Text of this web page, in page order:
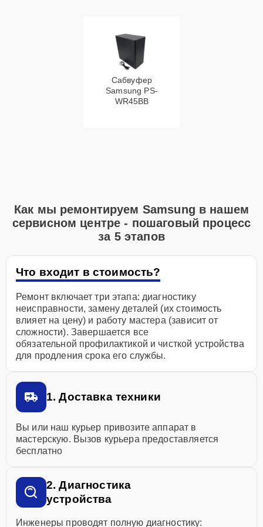
Сабвуфер
Samsung PS-
WR45BB
Как мы ремонтируем Samsung в нашем
сервисном центре - пошаговый процесс
за 5 этапов
Что входит в стоимость?
Ремонт включает три этапа: диагностику
неисправности, замену деталей (их стоимость
влияет на цену) и работу мастера (зависит от
сложности). Завершается все
обязательной профилактикой и чисткой устройства
для продления срока его службы.
1. Доставка техники
Вы или наш курьер привозите аппарат в
мастерскую. Вызов курьера предоставляется
бесплатно
2. Диагностика
устройства
Инженеры проводят полную диагностику: